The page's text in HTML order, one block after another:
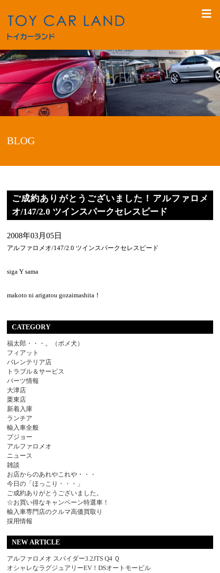
BLOG
ご成約ありがとうございました！アルファロメ
オ/147/2.0 ツインスパークセレスピード
2008年03月05日
アルファロメオ/147/2.0 ツインスパークセレスピード
siga Y sama
makoto ni arigatou gozaimashita！
CATEGORY
福太郎・・・。（ポメ犬）
フィアット
バレンテリア店
トラブル＆サービス
パーツ情報
大津店
栗東店
新着入庫
ランチア
輸入車全般
プジョー
アルファロメオ
ニュース
雑談
お店からのあれやこれや・・・
今日の「ほっこり・・・」
ご成約ありがとうございました。
☆お買い得なキャンペーン特選車！
輸入車専門店のクルマ高価買取り
採用情報
NEW ARTICLE
アルファロメオ スパイダー3.2JTS Q4 Ｑ
オシャレなラグジュアリーEV！DSオートモービル